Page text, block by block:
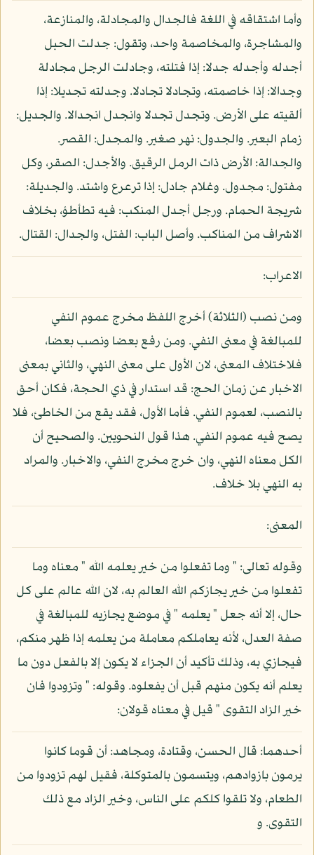
وأما اشتقاقه في اللغة فالجدال والمجادلة، والمنازعة،
والمشاجرة، والمخاصمة واحد، وتقول: جدلت الحبل
أجدله وأجدله جدلا: إذا فتلته، وجادلت الرجل مجادلة
وجدالا: إذا خاصمته، وتجادلا تجادلا. وجدلته تجديلا: إذا
ألقيته على الأرض. وتجدل تجدلا وانجدل انجدالا. والجديل:
زمام البعير. والجدول: نهر صغير. والمجدل: القصر.
والجدالة: الأرض ذات الرمل الرقيق. والأجدل: الصقر، وكل
مفتول: مجدول. وغلام جادل: إذا ترعرع واشتد. والجديلة:
شريجة الحمام. ورجل أجدل المنكب: فيه تطأطؤ، بخلاف
الاشراف من المناكب. وأصل الباب: الفتل، والجدال: القتال.
الاعراب:
ومن نصب (الثلاثة) أخرج اللفظ مخرج عموم النفي
للمبالغة في معنى النفي. ومن رفع بعضا ونصب بعضا،
فلاختلاف المعنى، لان الأول على معنى النهي، والثاني بمعنى
الاخبار عن زمان الحج: قد استدار في ذي الحجة، فكان أحق
بالنصب، لعموم النفي. فأما الأول، فقد يقع من الخاطئ، فلا
يصح فيه عموم النفي. هذا قول النحويين. والصحيح أن
الكل معناه النهي، وان خرج مخرج النفي، والاخبار. والمراد
به النهي بلا خلاف.
المعنى:
وقوله تعالى: " وما تفعلوا من خير يعلمه الله " معناه وما
تفعلوا من خير يجازكم الله العالم به، لان الله عالم على كل
حال، إلا أنه جعل " يعلمه " في موضع يجازيه للمبالغة في
صفة العدل، لأنه يعاملكم معاملة من يعلمه إذا ظهر منكم،
فيجازي به، وذلك تأكيد أن الجزاء لا يكون إلا بالفعل دون ما
يعلم أنه يكون منهم قبل أن يفعلوه. وقوله: " وتزودوا فان
خير الزاد التقوى " قيل في معناه قولان:
أحدهما: قال الحسن، وقتادة، ومجاهد: أن قوما كانوا
يرمون بازوادهم، ويتسمون بالمتوكلة، فقيل لهم تزودوا من
الطعام، ولا تلقوا كلكم على الناس، وخير الزاد مع ذلك
التقوى. و